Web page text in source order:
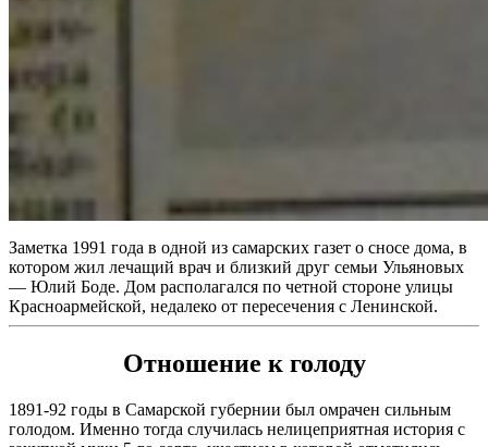
Заметка 1991 года в одной из самарских газет о сносе дома, в
котором жил лечащий врач и близкий друг семьи Ульяновых
— Юлий Боде. Дом располагался по четной стороне улицы
Красноармейской, недалеко от пересечения с Ленинской.
Отношение к голоду
1891-92 годы в Самарской губернии был омрачен сильным
голодом. Именно тогда случилась нелицеприятная история с